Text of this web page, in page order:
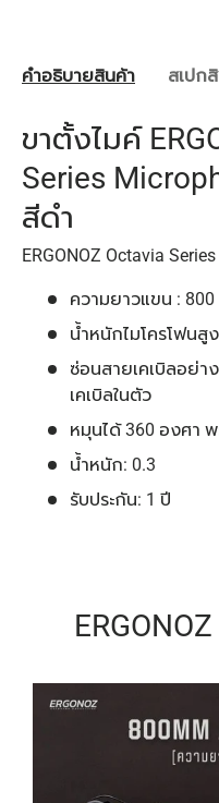
คำอธิบายสินค้า สเปก
ขาตั้งไมค์
Series
สีดำ
ERGONOZ Octavia Series
ความยาวแขน : 800
น้ำหนักไมโครโฟนสู
ซ่อนสายเคเบิลอย่
เคเบิลในตัว
หมุนได้ 360 องศา
น้ำหนัก: 0.3
รับประกัน: 1 ปี